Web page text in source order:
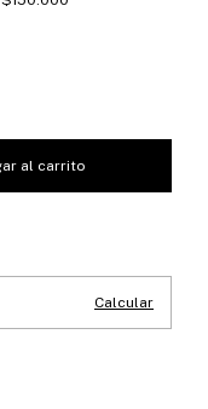
Calcular